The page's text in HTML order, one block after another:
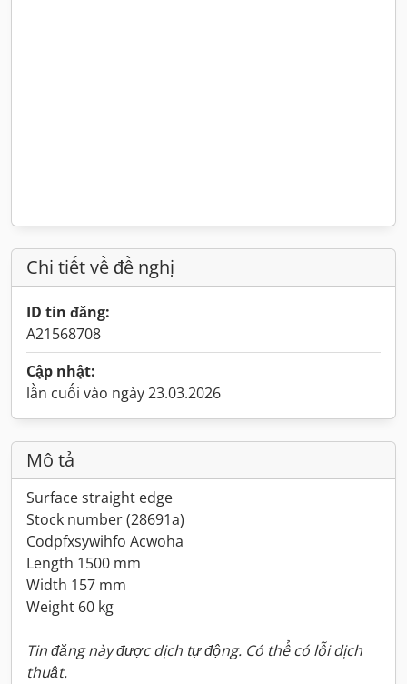
Chi tiết về đề nghị
ID tin đăng:
A21568708
Cập nhật:
lần cuối vào ngày 23.03.2026
Mô tả
Surface straight edge
Stock number (28691a)
Codpfxsywihfo Acwoha
Length 1500 mm
Width 157 mm
Weight 60 kg
Tin đăng này được dịch tự động. Có thể có lỗi dịch
thuật.